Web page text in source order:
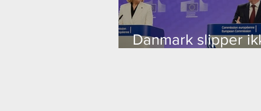
Danmark slipper